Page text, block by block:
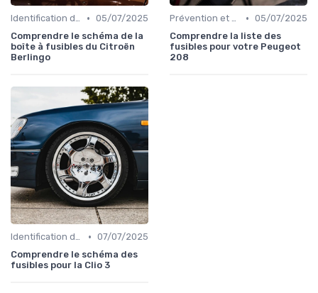
Identification de la Pièce Nécessaire • 05/07/2025
Comprendre le schéma de la
boîte à fusibles du Citroën
Berlingo
Prévention et Diagnostic des Pannes • 05/07/2025
Comprendre la liste des
fusibles pour votre Peugeot
208
Identification de la Pièce Nécessaire • 07/07/2025
Comprendre le schéma des
fusibles pour la Clio 3